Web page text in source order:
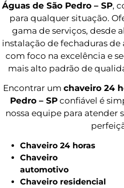
Águas de São Pedro – SP,
para qualquer situação.
gama de serviços, desde
instalação de fechaduras de
com foco na excelência e
mais alto padrão de
Encontrar um chaveiro 24
Pedro – SPconfiável é
nossa equipe para atender
Chaveiro 24 horas
Chaveiro
automotivo
Chaveiro residencial